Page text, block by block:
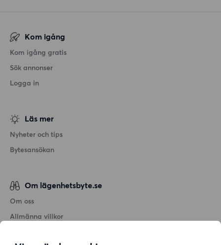
Kom igång
Kom igång gratis
Sök annonser
Logga in
Läs mer
Nyheter och tips
Bytesansökan
Om lägenhetsbyte.se
Om oss
Allmänna villkor